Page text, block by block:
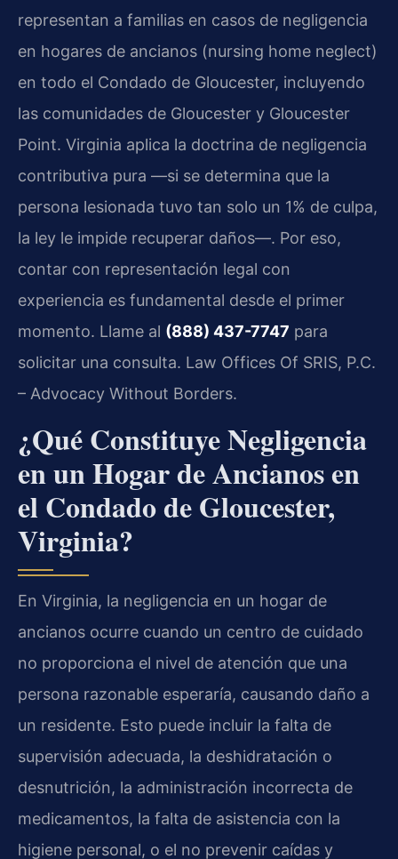
representan a familias en casos de negligencia
en hogares de ancianos (nursing home neglect)
en todo el Condado de Gloucester, incluyendo
las comunidades de Gloucester y Gloucester
Point. Virginia aplica la doctrina de negligencia
contributiva pura —si se determina que la
persona lesionada tuvo tan solo un 1% de culpa,
la ley le impide recuperar daños—. Por eso,
contar con representación legal con
experiencia es fundamental desde el primer
momento. Llame al (888) 437-7747 para
solicitar una consulta. Law Offices Of SRIS, P.C.
– Advocacy Without Borders.
¿Qué Constituye Negligencia
en un Hogar de Ancianos en
el Condado de Gloucester,
Virginia?
En Virginia, la negligencia en un hogar de
ancianos ocurre cuando un centro de cuidado
no proporciona el nivel de atención que una
persona razonable esperaría, causando daño a
un residente. Esto puede incluir la falta de
supervisión adecuada, la deshidratación o
desnutrición, la administración incorrecta de
medicamentos, la falta de asistencia con la
higiene personal, o el no prevenir caídas y